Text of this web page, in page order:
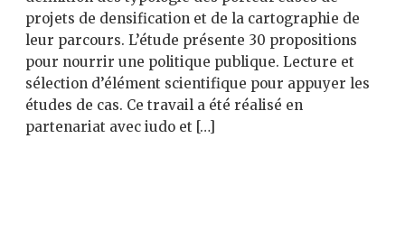
projets de densification et de la cartographie de
leur parcours. L’étude présente 30 propositions
pour nourrir une politique publique. Lecture et
sélection d’élément scientifique pour appuyer les
études de cas. Ce travail a été réalisé en
partenariat avec iudo et […]